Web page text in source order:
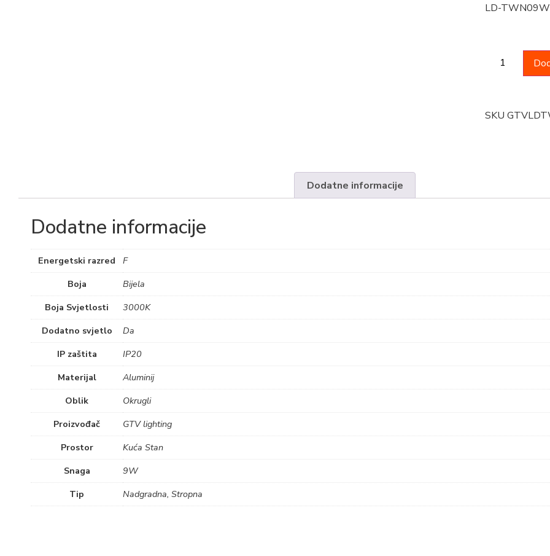
LD-
SKU
Dodatne informacije
Dodatne informacije
Energetski razred
F
Boja
Bijela
Boja Svjetlosti
3000K
Dodatno svjetlo
Da
IP zaštita
IP20
Materijal
Aluminij
Oblik
Okrugli
Proizvođač
GTV lighting
Prostor
Kuća Stan
Snaga
9W
Tip
Nadgradna, Stropna